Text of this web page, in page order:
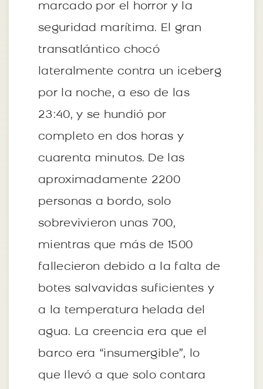
marcado por el horror y la
seguridad marítima. El gran
transatlántico chocó
lateralmente contra un iceberg
por la noche, a eso de las
23:40, y se hundió por
completo en dos horas y
cuarenta minutos. De las
aproximadamente 2200
personas a bordo, solo
sobrevivieron unas 700,
mientras que más de 1500
fallecieron debido a la falta de
botes salvavidas suficientes y
a la temperatura helada del
agua. La creencia era que el
barco era “insumergible”, lo
que llevó a que solo contara